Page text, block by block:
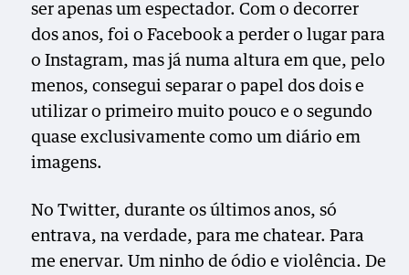
ser apenas um espectador. Com o decorrer
dos anos, foi o Facebook a perder o lugar para
o Instagram, mas já numa altura em que, pelo
menos, consegui separar o papel dos dois e
utilizar o primeiro muito pouco e o segundo
quase exclusivamente como um diário em
imagens.
No Twitter, durante os últimos anos, só
entrava, na verdade, para me chatear. Para
me enervar. Um ninho de ódio e violência. De